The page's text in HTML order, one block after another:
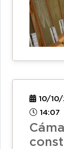
10/10/
14:07